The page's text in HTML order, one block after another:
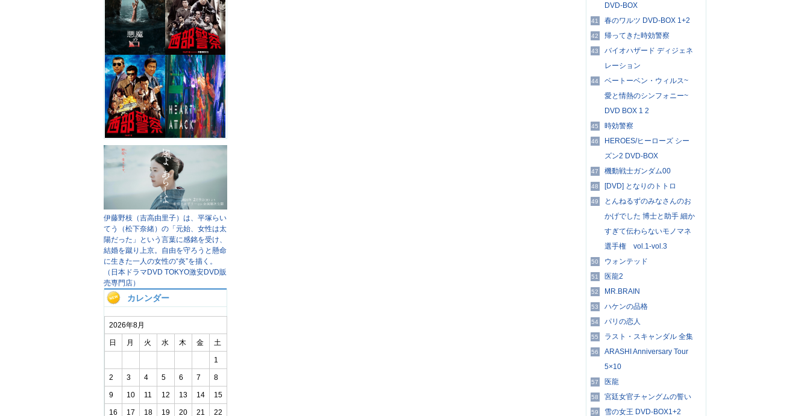
伊藤野枝（吉高由里子）は、平塚らい
てう（松下奈緒）の「元始、女性は太
陽だった」という言葉に感銘を受け、
結婚を蹴り上京。自由を守ろうと懸命
に生きた一人の女性の“炎”を描く。
（日本ドラマDVD TOKYO激安DVD販
売専門店）
カレンダー
2026年8月
日 月 火 水 木 金 土
1
2 3 4 5 6 7 8
9 10 11 12 13 14 15
16 17 18 19 20 21 22
DVD-BOX
41 春のワルツ DVD-BOX 1+2
42 帰ってきた時効警察
43
バイオハザード ディジェネ
レーション
44
ベートーベン・ウィルス~
愛と情熱のシンフォニー~
DVD BOX 1 2
45 時効警察
46
HEROES/ヒーローズ シー
ズン2 DVD-BOX
47 機動戦士ガンダム00
48 [DVD] となりのトトロ
49
とんねるずのみなさんのお
かげでした 博士と助手 細か
すぎて伝わらないモノマネ
選手権 vol.1-vol.3
50 ウォンテッド
51 医龍2
52 MR.BRAIN
53 ハケンの品格
54 パリの恋人
55 ラスト・スキャンダル 全集
56
ARASHI Anniversary Tour
5×10
57 医龍
58 宮廷女官チャングムの誓い
59 雪の女王 DVD-BOX1+2